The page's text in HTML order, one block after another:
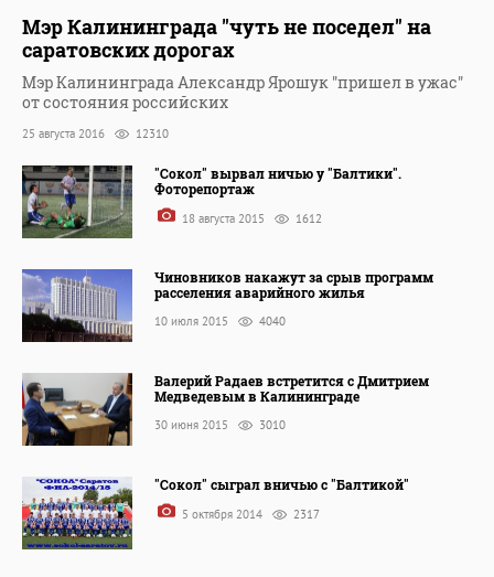
Мэр Калининграда "чуть не поседел" на
саратовских дорогах
Мэр Калининграда Александр Ярошук "пришел в ужас"
от состояния российских
25 августа 2016 12310
"Сокол" вырвал ничью у "Балтики".
Фоторепортаж
18 августа 2015 1612
Чиновников накажут за срыв программ
расселения аварийного жилья
10 июля 2015 4040
Валерий Радаев встретится с Дмитрием
Медведевым в Калининграде
30 июня 2015 3010
"Сокол" сыграл вничью с "Балтикой"
5 октября 2014 2317